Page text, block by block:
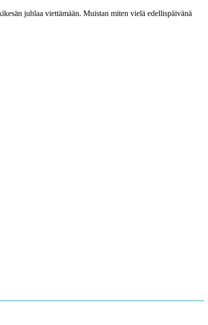
juhlaa viettämään. Muistan miten vielä edellispäivänä